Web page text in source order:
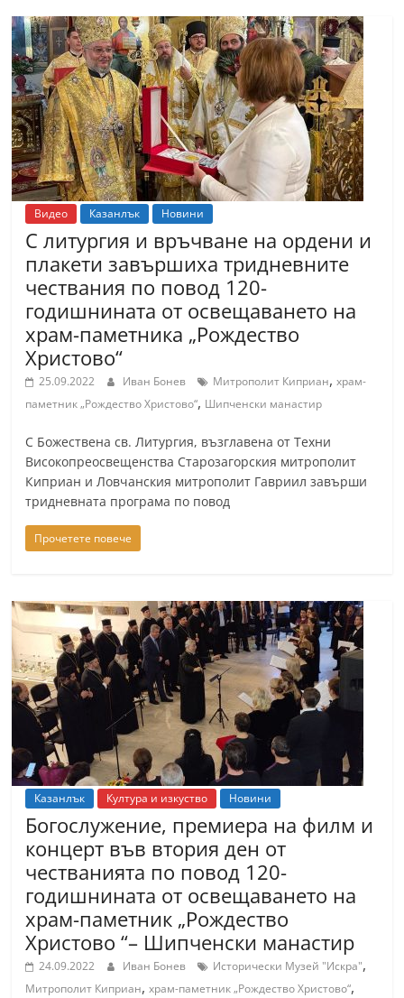
Видео Казанлък Новини
С литургия и връчване на ордени и
плакети завършиха тридневните
чествания по повод 120-
годишнината от освещаването на
храм-паметника „Рождество
Христово“
25.09.2022 Иван Бонев Митрополит Киприан,храм-
паметник „Рождество Христово“, Шипченски манастир
С Божествена св. Литургия, възглавена от Техни
Високопреосвещенства Старозагорския митрополит
Киприан и Ловчанския митрополит Гавриил завърши
тридневната програма по повод
Прочетете повече
Казанлък Култура и изкуство Новини
Богослужение, премиера на филм и
концерт във втория ден от
честванията по повод 120-
годишнината от освещаването на
храм-паметник „Рождество
Христово “– Шипченски манастир
24.09.2022 Иван Бонев Исторически Музей "Искра",
Митрополит Киприан,храм-паметник „Рождество Христово“,